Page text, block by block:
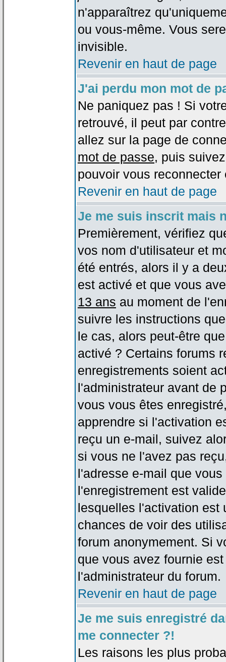
n'apparaîtrez
ou vous-même. Vous
invisible.
Revenir en haut de page
J'ai perdu mon mot de
Ne paniquez pas ! Si
retrouvé, il peut par
allez sur la page de
mot de passe, puis
pouvoir vous
Revenir en haut de page
Je me suis inscrit mais
Premièrement, vérifiez
vos nom d'utilisateur et
été entrés, alors il y a
est activé et que vous
13 ans au moment de
suivre les instructions
le cas, alors peut-être
activé ? Certains forums
enregistrements soient
l'administrateur avant de
vous vous êtes
apprendre si l'activation
reçu un e-mail, suivez
si vous ne l'avez pas
l'adresse e-mail que
l'enregistrement est
lesquelles l'activation est
chances de voir des
forum anonymement. Si
que vous avez fournie
l'administrateur du forum.
Revenir en haut de page
Je me suis enregistré
me connecter ?!
Les raisons les plus